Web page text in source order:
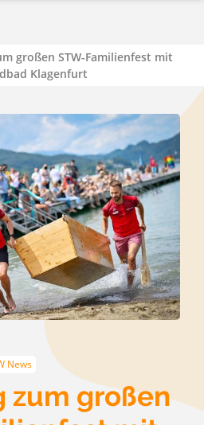
großen STW-Familienfest mit
Klagenfurt
News
zum großen